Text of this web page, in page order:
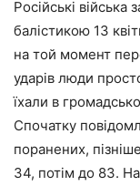
Російські
балістикою 13
на той момент
ударів люди
їхали в
Спочатку
поранених,
34, потім до 83.